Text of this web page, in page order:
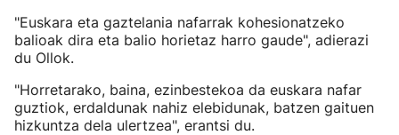
"Euskara eta gaztelania nafarrak kohesionatzeko
balioak dira eta balio horietaz harro gaude", adierazi
du Ollok.
"Horretarako, baina, ezinbestekoa da euskara nafar
guztiok, erdaldunak nahiz elebidunak, batzen gaituen
hizkuntza dela ulertzea", erantsi du.